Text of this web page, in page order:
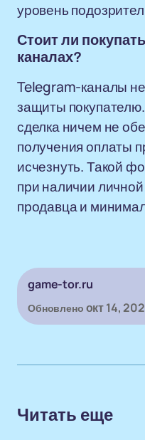
уровень
Стоит ли
каналах?
Telegram-каналы
защиты
сделка ничем не
получения оплаты
исчезнуть. Такой
при наличии
продавца и
game-tor.ru
Обновлено окт 14,
Читать еще